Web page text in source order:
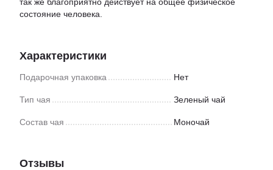
состояние человека.
Характеристики
Подарочная упаковка Нет
Тип чая Зеленый чай
Состав чая Моночай
Отзывы